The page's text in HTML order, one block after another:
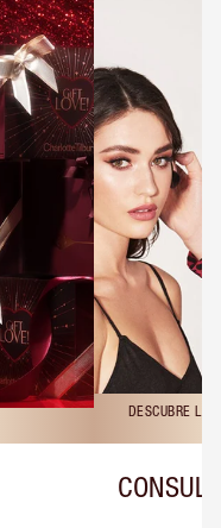
DESCUBRE